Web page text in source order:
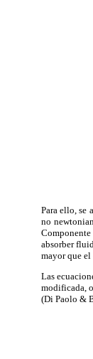
Para ello, se
no
absorber
mayor que el
Las
modificada,
(Di Paolo &